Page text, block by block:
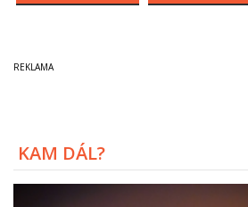
KAM DÁL?